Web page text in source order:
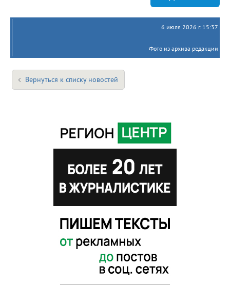
6 июля 2026 г. 15:37
Фото из архива редакции
Вернуться к списку новостей